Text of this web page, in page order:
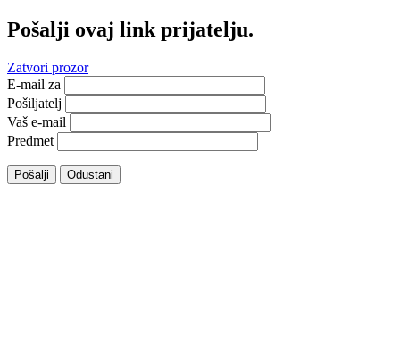
Pošalji ovaj link prijatelju.
Zatvori prozor
E-mail za
Pošiljatelj
Vaš e-mail
Predmet
Pošalji Odustani